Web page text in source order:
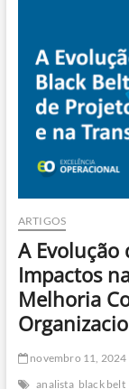
ARTIGOS
A Evolução
Impactos
Melhoria
novembro 11, 2024
analista black belt